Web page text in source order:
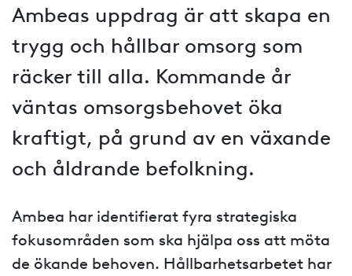
Ambeas uppdrag är att skapa en
trygg och hållbar omsorg som
räcker till alla. Kommande år
väntas omsorgsbehovet öka
kraftigt, på grund av en växande
och åldrande befolkning.
Ambea har identifierat fyra strategiska
fokusområden som ska hjälpa oss att möta
de ökande behoven. Hållbarhetsarbetet har